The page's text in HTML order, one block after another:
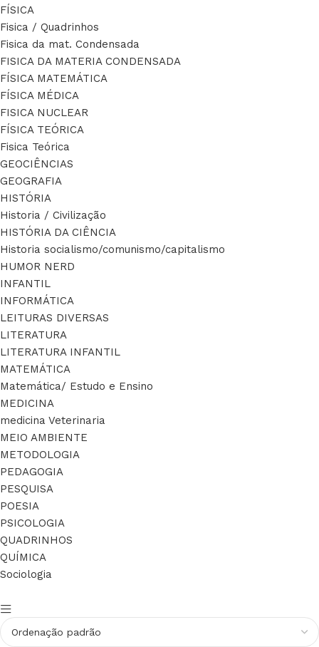
FÍSICA
Fisica / Quadrinhos
Fisica da mat. Condensada
FISICA DA MATERIA CONDENSADA
FÍSICA MATEMÁTICA
FÍSICA MÉDICA
FISICA NUCLEAR
FÍSICA TEÓRICA
Fisica Teórica
GEOCIÊNCIAS
GEOGRAFIA
HISTÓRIA
Historia / Civilização
HISTÓRIA DA CIÊNCIA
Historia socialismo/comunismo/capitalismo
HUMOR NERD
INFANTIL
INFORMÁTICA
LEITURAS DIVERSAS
LITERATURA
LITERATURA INFANTIL
MATEMÁTICA
Matemática/ Estudo e Ensino
MEDICINA
medicina Veterinaria
MEIO AMBIENTE
METODOLOGIA
PEDAGOGIA
PESQUISA
POESIA
PSICOLOGIA
QUADRINHOS
QUÍMICA
Sociologia